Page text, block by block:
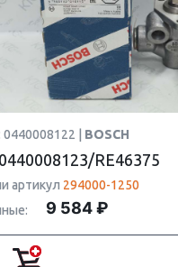
| BOSCH
RE46375
артикул 294000-1250
9 584 ₽